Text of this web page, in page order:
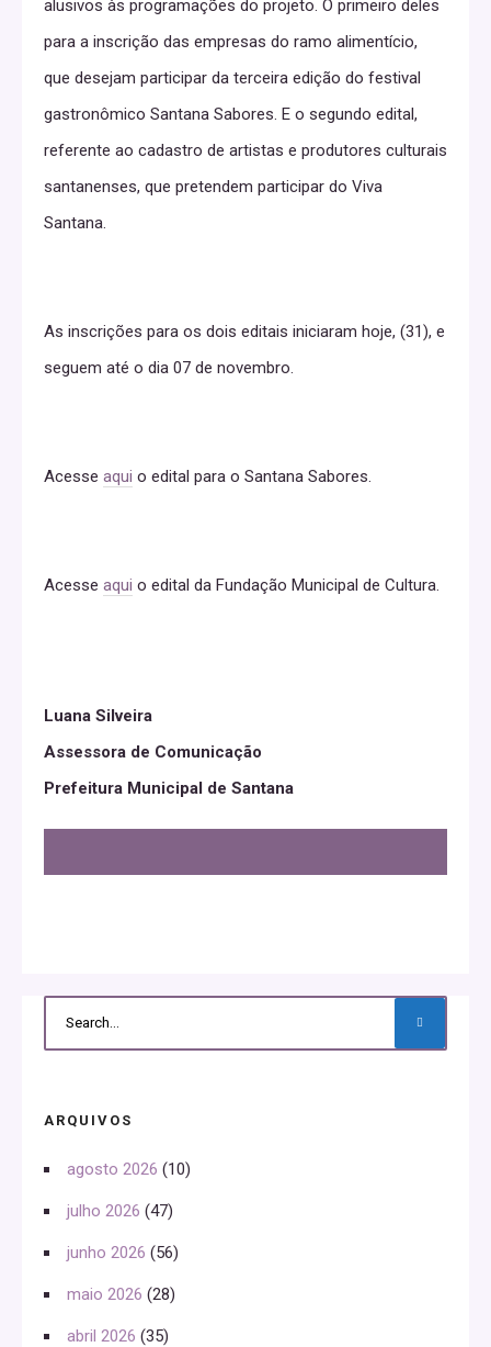
alusivos às programações do projeto. O primeiro deles
para a inscrição das empresas do ramo alimentício,
que desejam participar da terceira edição do festival
gastronômico Santana Sabores. E o segundo edital,
referente ao cadastro de artistas e produtores culturais
santanenses, que pretendem participar do Viva
Santana.
As inscrições para os dois editais iniciaram hoje, (31), e
seguem até o dia 07 de novembro.
Acesse aqui o edital para o Santana Sabores.
Acesse aqui o edital da Fundação Municipal de Cultura.
Luana Silveira
Assessora de Comunicação
Prefeitura Municipal de Santana
ARQUIVOS
agosto 2026 (10)
julho 2026 (47)
junho 2026 (56)
maio 2026 (28)
abril 2026 (35)